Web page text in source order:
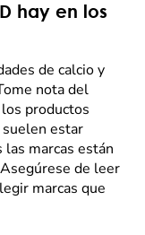
hay en los
de calcio y
nota del
productos
estar
marcas están
de leer
marcas que